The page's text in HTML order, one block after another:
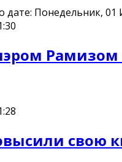
Понедельник, 01
свою